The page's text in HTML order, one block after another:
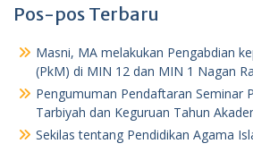
Pos-pos Terbaru
Masni, MA melakukan Pengabdian
(PkM) di MIN 12 dan MIN 1 Nagan
Pengumuman Pendaftaran Seminar
Tarbiyah dan Keguruan Tahun
Sekilas tentang Pendidikan Agama